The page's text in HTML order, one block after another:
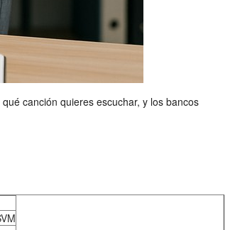
canción quieres escuchar, y los bancos